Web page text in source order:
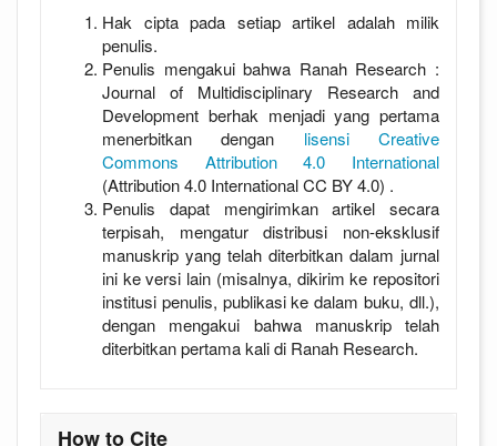
Hak cipta pada setiap artikel adalah milik
penulis.
Penulis mengakui bahwa Ranah Research :
Journal of Multidisciplinary Research and
Development berhak menjadi yang pertama
menerbitkan dengan lisensi Creative
Commons Attribution 4.0 International
(Attribution 4.0 International CC BY 4.0) .
Penulis dapat mengirimkan artikel secara
terpisah, mengatur distribusi non-eksklusif
manuskrip yang telah diterbitkan dalam jurnal
ini ke versi lain (misalnya, dikirim ke repositori
institusi penulis, publikasi ke dalam buku, dll.),
dengan mengakui bahwa manuskrip telah
diterbitkan pertama kali di Ranah Research.
How to Cite